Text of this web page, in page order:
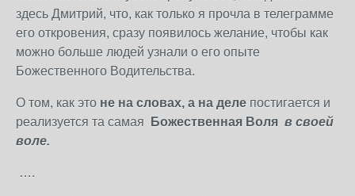
здесь Дмитрий, что, как только я прочла в телеграмме
его откровения, сразу появилось желание, чтобы как
можно больше людей узнали о его опыте
Божественного Водительства.
О том, как это не на словах, а на деле постигается и
реализуется та самая
Божественная Воля в своей
воле.
….